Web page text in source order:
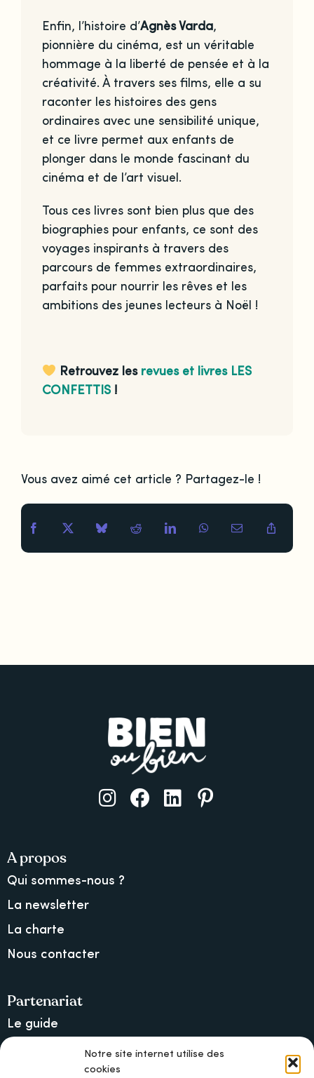
Notre site internet utilise des
cookies
Enfin, l’histoire d’Agnès Varda,
pionnière du cinéma, est un véritable
hommage à la liberté de pensée et à la
créativité. À travers ses films, elle a su
raconter les histoires des gens
ordinaires avec une sensibilité unique,
et ce livre permet aux enfants de
plonger dans le monde fascinant du
cinéma et de l’art visuel.
Tous ces livres sont bien plus que des
biographies pour enfants, ce sont des
voyages inspirants à travers des
parcours de femmes extraordinaires,
parfaits pour nourrir les rêves et les
ambitions des jeunes lecteurs à Noël !
Retrouvez les revues et livres LES
CONFETTIS!
Vous avez aimé cet article ? Partagez-le !
A propos
Qui sommes-nous ?
La newsletter
La charte
Nous contacter
Partenariat
Le guide
Lancer une collecte sur Ulule
MAIF, l’assureur militant